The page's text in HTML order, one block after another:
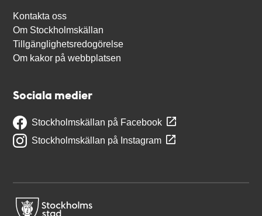
Kontakta oss
Om Stockholmskällan
Tillgänglighetsredogörelse
Om kakor på webbplatsen
Sociala medier
Stockholmskällan på Facebook
Stockholmskällan på Instagram